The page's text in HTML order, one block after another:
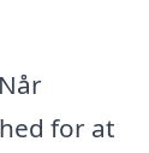
for at